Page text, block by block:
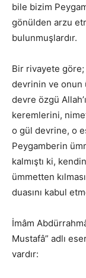
bile bizim
gönülden arzu
bulunmuşlardır.
Bir rivayete göre;
devrinin ve onun
devre özgü
keremlerini,
o gül devrine, o
Peygamberin
kalmıştı ki,
ümmetten
duasını kabul
İmâm
Mustafâ” adlı
vardır: